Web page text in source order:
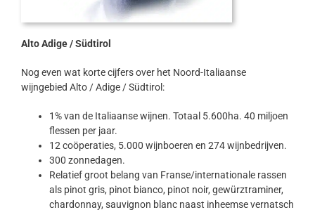
Alto Adige / Südtirol
Nog even wat korte cijfers over het Noord-Italiaanse
wijngebied Alto / Adige / Südtirol:
1% van de Italiaanse wijnen. Totaal 5.600ha. 40 miljoen
flessen per jaar.
12 coöperaties, 5.000 wijnboeren en 274 wijnbedrijven.
300 zonnedagen.
Relatief groot belang van Franse/internationale rassen
als pinot gris, pinot bianco, pinot noir, gewürztraminer,
chardonnay, sauvignon blanc naast inheemse vernatsch